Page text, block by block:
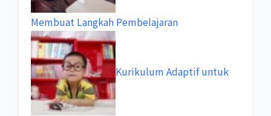
Membuat Langkah Pembelajaran
Kurikulum Adaptif untuk